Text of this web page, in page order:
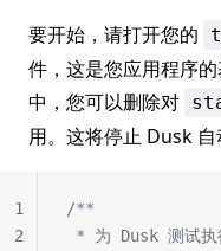
要开始，请打开您的
件，这是您应用程序
中，您可以删除对
用。这将停止 Dusk
/**
* 为 Dusk 测试执
1
2